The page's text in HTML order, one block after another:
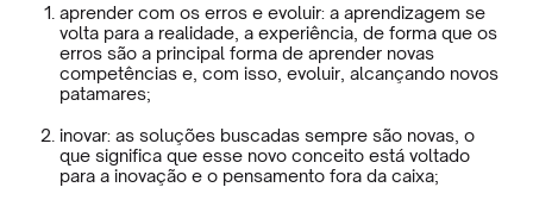
aprender com os erros e evoluir: a aprendizagem se
volta para a realidade, a experiência, de forma que os
erros são a principal forma de aprender novas
competências e, com isso, evoluir, alcançando novos
patamares;
inovar: as soluções buscadas sempre são novas, o
que significa que esse novo conceito está voltado
para a inovação e o pensamento fora da caixa;